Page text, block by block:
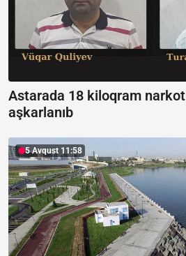
Astarada 18 kiloqram
aşkarlanıb
5 Avqust 11:58